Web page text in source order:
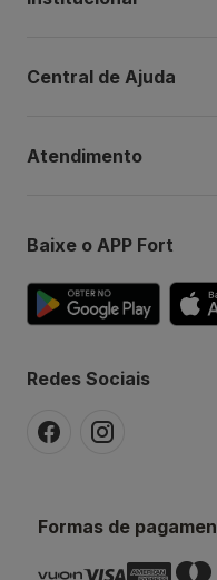
Central de Ajuda
Atendimento
Baixe o APP Fort
Redes Sociais
Formas de